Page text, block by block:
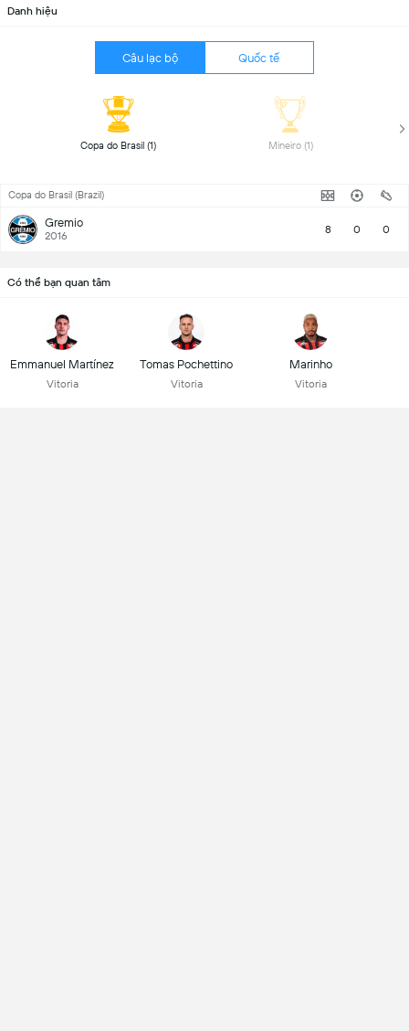
Danh hiệu
Câu lạc bộ Quốc tế
Mineiro (1)
Copa do Brasil (Brazil)
Gremio
2016 8 0 0
Có thể bạn quan tâm
Emmanuel Martínez
Vitoria
Tomas Pochettino
Vitoria
Marinho
Vitoria